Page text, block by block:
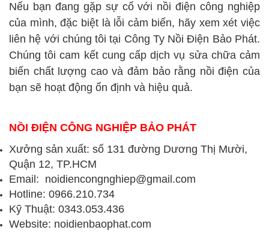
Nếu bạn đang gặp sự cố với nồi điện công nghiệp
của mình, đặc biệt là lỗi cảm biến, hãy xem xét việc
liên hệ với chúng tôi tại Công Ty Nồi Điện Bảo Phát.
Chúng tôi cam kết cung cấp dịch vụ sửa chữa cảm
biến chất lượng cao và đảm bảo rằng nồi điện của
bạn sẽ hoạt động ổn định và hiệu quả.
NỒI ĐIỆN CÔNG NGHIỆP BẢO PHÁT
Xưởng sản xuất: số 131 đường Dương Thị Mười,
Quận 12, TP.HCM
Email: noidiencongnghiep@gmail.com
Hotline: 0966.210.734
Kỹ Thuật: 0343.053.436
Website: noidienbaophat.com